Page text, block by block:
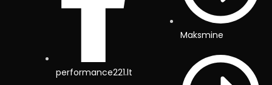
performance221.lt
Maksmine